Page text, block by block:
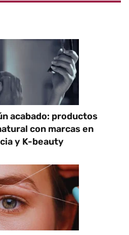
acabado: productos
con marcas en
y K-beauty